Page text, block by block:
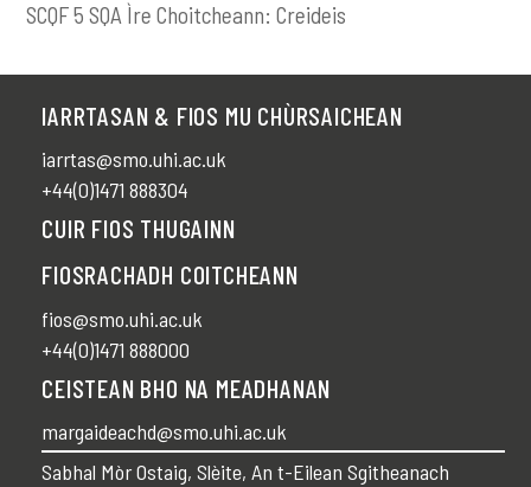
SCQF 5 SQA Ìre Choitcheann: Creideis
IARRTASAN & FIOS MU CHÙRSAICHEAN
iarrtas@smo.uhi.ac.uk
+44(0)1471 888304
CUIR FIOS THUGAINN
FIOSRACHADH COITCHEANN
fios@smo.uhi.ac.uk
+44(0)1471 888000
CEISTEAN BHO NA MEADHANAN
margaideachd@smo.uhi.ac.uk
Sabhal Mòr Ostaig, Slèite, An t-Eilean Sgitheanach